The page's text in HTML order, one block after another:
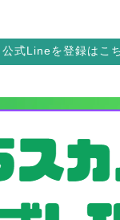
公式Lineを登録はこ